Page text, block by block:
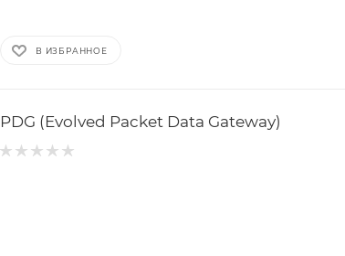
В ИЗБРАННОЕ
PDG (Evolved Packet Data Gateway)